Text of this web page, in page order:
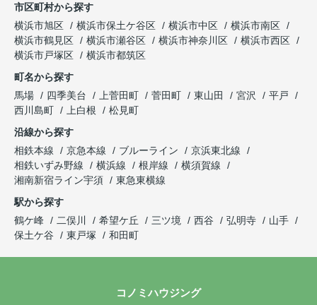
市区町村から探す
横浜市旭区
横浜市保土ケ谷区 横浜市中区
横浜市南区
横浜市鶴見区
横浜市瀬谷区 横浜市神奈川区
横浜市西区
横浜市戸塚区
横浜市都筑区
町名から探す
馬場
四季美台 上菅田町 菅田町 東山田 宮沢
平戸
西川島町
上白根
松見町
沿線から探す
相鉄本線
京急本線 ブルーライン
京浜東北線
相鉄いずみ野線
横浜線 根岸線
横須賀線
湘南新宿ライン宇須
東急東横線
駅から探す
鶴ケ峰
二俣川 希望ケ丘 三ツ境 西谷 弘明寺
山手
保土ケ谷
東戸塚 和田町
コノミハウジング